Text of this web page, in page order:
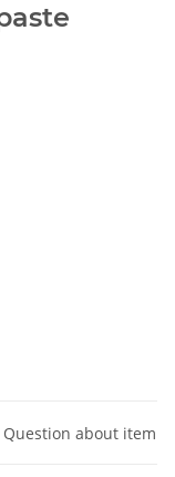
Question about item